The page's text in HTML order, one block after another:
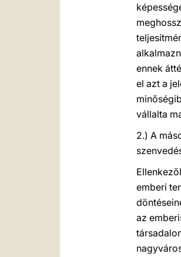
ennek
el azt a
vállalta
2.) A
emberi
az